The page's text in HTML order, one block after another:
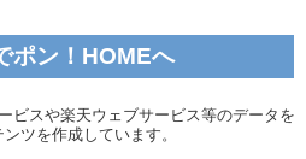
ポン！HOMEへ
ビスや楽天ウェブサービス等のデータを
ツを作成しています。